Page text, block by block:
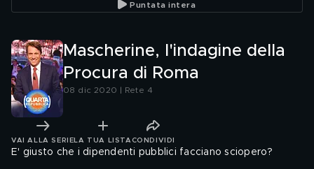
Puntata intera
Mascherine, l'indagine della
Procura di Roma
08 dic 2020 | Rete 4
VAI ALLA SERIE LA TUA LISTA CONDIVIDI
E' giusto che i dipendenti pubblici facciano sciopero?